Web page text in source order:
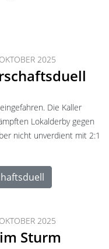
2025
Die Kaller
Lokalderby gegen
nicht unverdient mit 2:1
2025
Sturm